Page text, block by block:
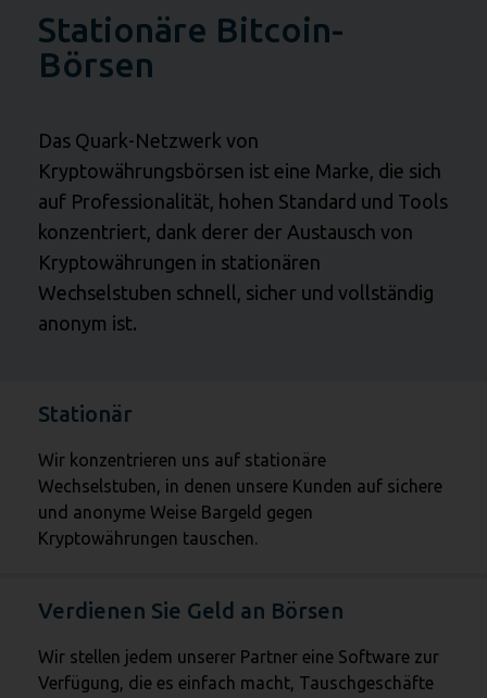
Stationäre Bitcoin-
Börsen
Das Quark-Netzwerk von
Kryptowährungsbörsen ist eine Marke, die sich
auf Professionalität, hohen Standard und Tools
konzentriert, dank derer der Austausch von
Kryptowährungen in stationären
Wechselstuben schnell, sicher und vollständig
anonym ist.
Stationär
Wir konzentrieren uns auf stationäre
Wechselstuben, in denen unsere Kunden auf sichere
und anonyme Weise Bargeld gegen
Kryptowährungen tauschen.
Verdienen Sie Geld an Börsen
Wir stellen jedem unserer Partner eine Software zur
Verfügung, die es einfach macht, Tauschgeschäfte